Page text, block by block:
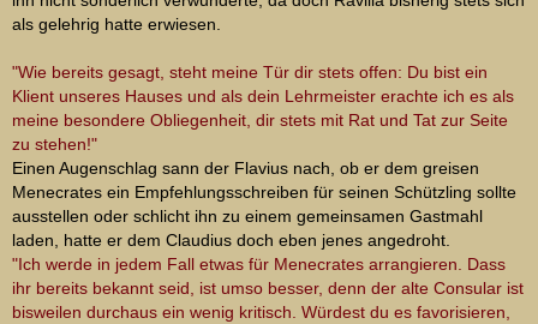
als gelehrig hatte erwiesen.
"Wie bereits gesagt, steht meine Tür dir stets offen: Du bist ein
Klient unseres Hauses und als dein Lehrmeister erachte ich es als
meine besondere Obliegenheit, dir stets mit Rat und Tat zur Seite
zu stehen!"
Einen Augenschlag sann der Flavius nach, ob er dem greisen
Menecrates ein Empfehlungsschreiben für seinen Schützling sollte
ausstellen oder schlicht ihn zu einem gemeinsamen Gastmahl
laden, hatte er dem Claudius doch eben jenes angedroht.
"Ich werde in jedem Fall etwas für Menecrates arrangieren. Dass
ihr bereits bekannt seid, ist umso besser, denn der alte Consular ist
bisweilen durchaus ein wenig kritisch. Würdest du es favorisieren,